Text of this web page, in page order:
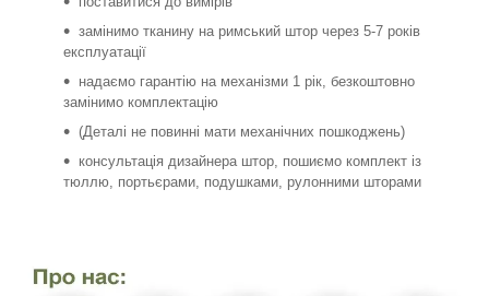
замінимо тканину на римський штор через 5-7 років
експлуатації
надаємо гарантію на механізми 1 рік, безкоштовно
замінимо комплектацію
(Деталі не повинні мати механічних пошкоджень)
консультація дизайнера штор, пошиємо комплект із
тюллю, портьєрами, подушками, рулонними шторами